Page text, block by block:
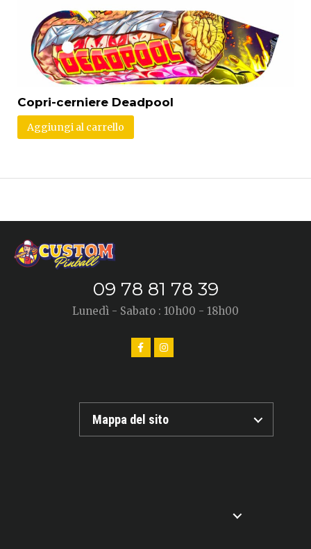
Copri-cerniere Deadpool
Aggiungi al carrello
09 78 81 78 39
Lunedì - Sabato : 10h00 - 18h00
Mappa del sito